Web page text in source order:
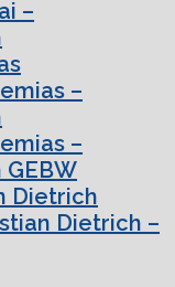
–
–
–
GEBW
Dietrich
Dietrich –